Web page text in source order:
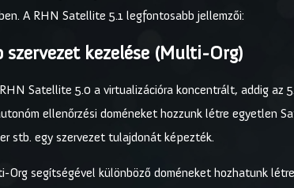
A RHN Satellite 5.1 legfontosabb jellemzői:
szervezet kezelése (Multi-Org)
Satellite 5.0 a virtualizációra koncentrált, addig
ellenőrzési doméneket hozzunk létre egyetlen
stb. egy szervezet tulajdonát képezték.
Org segítségével különböző doméneket hozhatunk